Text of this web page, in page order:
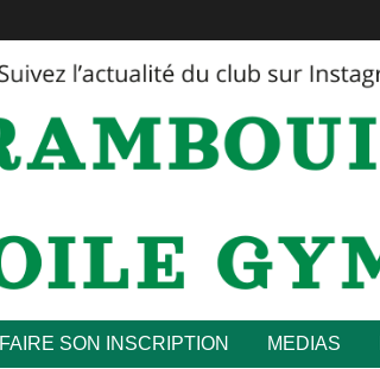
FAIRE SON INSCRIPTION MEDIAS